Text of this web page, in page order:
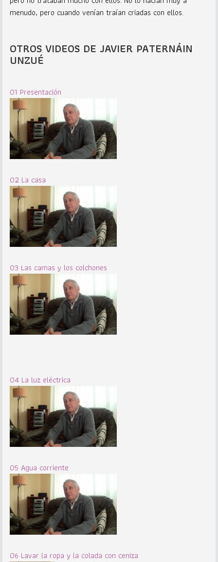
menudo, pero cuando venían traían criadas con ellos.
OTROS VIDEOS DE JAVIER PATERNÁIN
UNZUÉ
01 Presentación
02 La casa
03 Las camas y los colchones
04 La luz eléctrica
05 Agua corriente
06 Lavar la ropa y la colada con ceniza